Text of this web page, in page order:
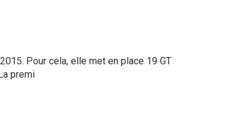
Pour cela, elle met en place 19 GT
premi